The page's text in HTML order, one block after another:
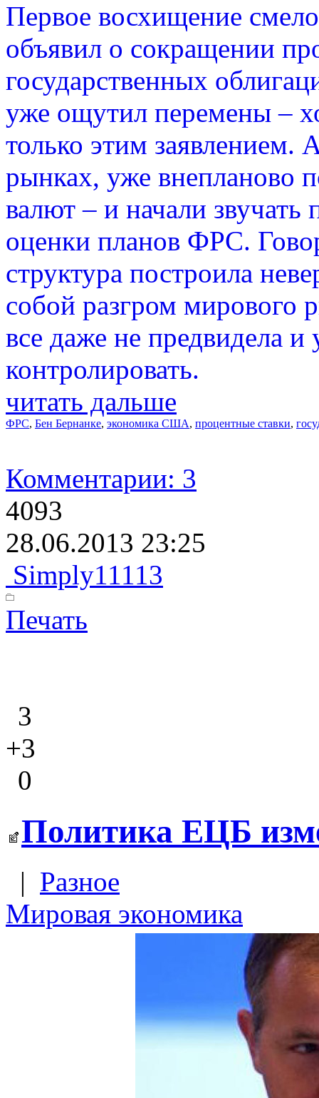
Первое восхищение
объявил о сокращении
государственных
уже ощутил перемены –
только этим заявлением.
рынках, уже внепланово
валют – и начали звучать
оценки планов ФРС.
структура построила
собой разгром мирового
все даже не предвидела и
контролировать.
читать дальше
ФРС, Бен Бернанке, экономика США, процентные ставки,
Комментарии: 3
4093
28.06.2013 23:25
Simply11113
Печать
3
+3
0
Политика ЕЦБ
| Разное
Мировая экономика